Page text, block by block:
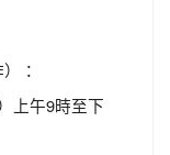
：
上午9時至下